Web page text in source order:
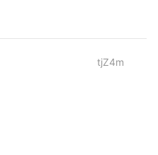
tjZ4m